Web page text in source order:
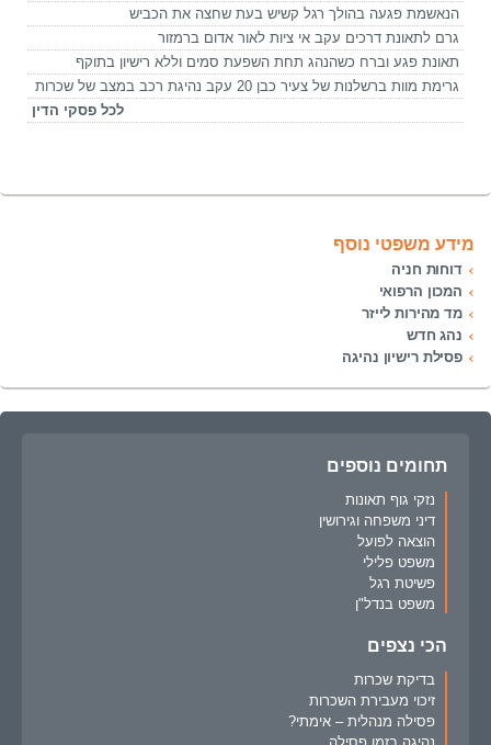
הנאשמת פגעה בהולך רגל קשיש בעת שחצה את הכביש
גרם לתאונת דרכים עקב אי ציות לאור אדום ברמזור
תאונת פגע וברח כשהנהג תחת השפעת סמים וללא רישיון בתוקף
גרימת מוות ברשלנות של צעיר כבן 20 עקב נהיגת רכב במצב של שכרות
לכל פסקי הדין
מידע משפטי נוסף
דוחות חניה
המכון הרפואי
מד מהירות לייזר
נהג חדש
פסילת רישיון נהיגה
תחומים נוספים
נזקי גוף תאונות
דיני משפחה וגירושין
הוצאה לפועל
משפט פלילי
פשיטת רגל
משפט בנדל"ן
הכי נצפים
בדיקת שכרות
זיכוי מעבירת השכרות
פסילה מנהלית – אימתי?